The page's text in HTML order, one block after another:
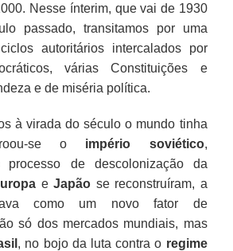
Nesse ínterim, que vai de 1930
passado, transitamos por uma
autoritários intercalados por
várias Constituições e
e de miséria política.
à virada do século o mundo tinha
se o império soviético,
processo de descolonização da
eJapão se reconstruíram, a
como um novo fator de
só dos mercados mundiais, mas
, no bojo da luta contra o regime